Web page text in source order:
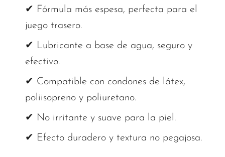
✔ Fórmula más espesa, perfecta para el
juego trasero.
✔ Lubricante a base de agua, seguro y
efectivo.
✔ Compatible con condones de látex,
poliisopreno y poliuretano.
✔ No irritante y suave para la piel.
✔ Efecto duradero y textura no pegajosa.